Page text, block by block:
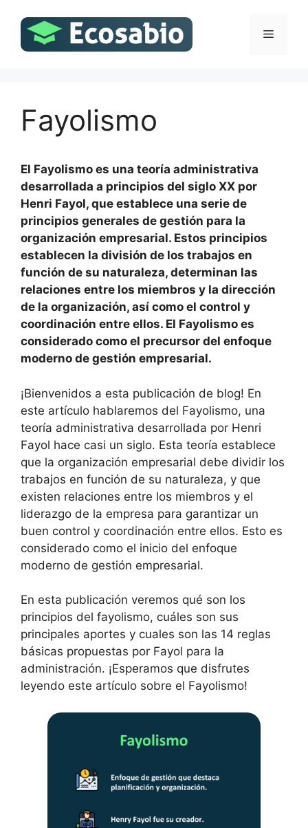
contenido
Menú
Fayolismo
El Fayolismo es una teoría administrativa
desarrollada a principios del siglo XX por
Henri Fayol, que establece una serie de
principios generales de gestión para la
organización empresarial. Estos principios
establecen la división de los trabajos en
función de su naturaleza, determinan las
relaciones entre los miembros y la dirección
de la organización, así como el control y
coordinación entre ellos. El Fayolismo es
considerado como el precursor del enfoque
moderno de gestión empresarial.
¡Bienvenidos a esta publicación de blog! En
este artículo hablaremos del Fayolismo, una
teoría administrativa desarrollada por Henri
Fayol hace casi un siglo. Esta teoría establece
que la organización empresarial debe dividir los
trabajos en función de su naturaleza, y que
existen relaciones entre los miembros y el
liderazgo de la empresa para garantizar un
buen control y coordinación entre ellos. Esto es
considerado como el inicio del enfoque
moderno de gestión empresarial.
En esta publicación veremos qué son los
principios del fayolismo, cuáles son sus
principales aportes y cuales son las 14 reglas
básicas propuestas por Fayol para la
administración. ¡Esperamos que disfrutes
leyendo este artículo sobre el Fayolismo!